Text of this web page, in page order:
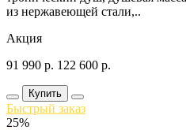
из нержавеющей стали,..
Акция
91 990 р. 122 600 р.
Купить
Быстрый заказ
25%